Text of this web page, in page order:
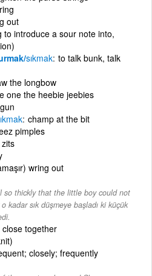
out
to introduce a sour note into,
sıkmak to talk bunk, talk
the longbow
one the heebie jeebies
champ at the bit
pimples
wring out
so thickly that the little boy could not
kadar sık düşmeye başladı ki küçük
together
closely; frequently